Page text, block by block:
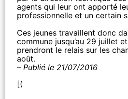
agents qui leur ont apporté
professionnelle et un certain
Ces jeunes travaillent donc
commune jusqu’au 29 juillet
prendront le relais sur les
août.
–Publié le 21/07/2016
[(